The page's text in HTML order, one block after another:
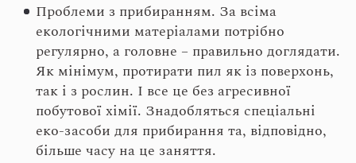
Проблеми з прибиранням. За всіма
екологічними матеріалами потрібно
регулярно, а головне – правильно доглядати.
Як мінімум, протирати пил як із поверхонь,
так і з рослин. І все це без агресивної
побутової хімії. Знадобляться спеціальні
еко-засоби для прибирання та, відповідно,
більше часу на це заняття.